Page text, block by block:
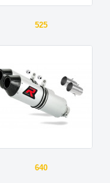
525
640